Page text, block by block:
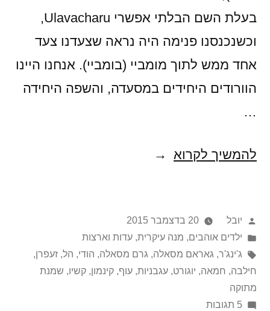
בעלת השם הבלתי אפשרי Ulavacharu,
וכשנכנסנו פנימה היה נראה שצעדנו צעד
אחד ממש לתוך מומביי (בומביי). אנחנו היינו
הוורודים היחידים במסעדה, והשפה היחידה
…
להמשיך לקרוא רך
פורסם
על
ידי
יובל
20 בדצמבר 2015
Posted
in
ילדים אוהבים, מנה עיקרית, עדות וארצות
תגיות:
ג'ינג'ר, גאראם מסאלה, גרם מסאלה, הודי, הל, זעפרן,
חילבה, חמאה, יוגורט, עגבניות, עוף, קינמון, קשיו, שמנת
מתוקה
5 תגובות
על